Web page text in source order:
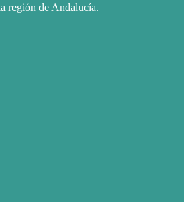
región de Andalucía.